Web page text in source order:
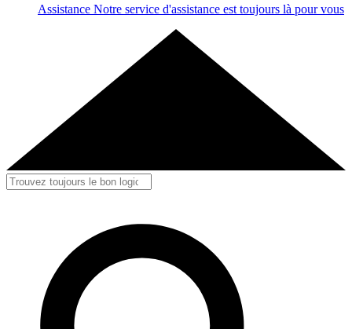
Assistance Notre service d'assistance est toujours là pour vous